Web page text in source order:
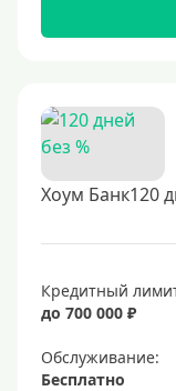
Хоум Банк120
Кредитный
до 700 000 ₽
Обслуживание:
Бесплатно